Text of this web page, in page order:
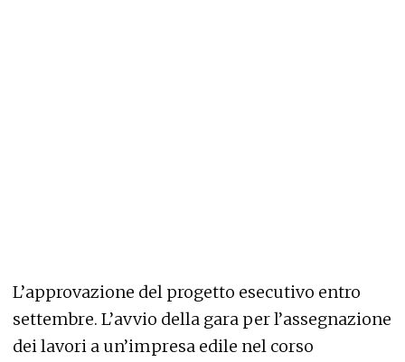
L’approvazione del progetto esecutivo entro
settembre. L’avvio della gara per l’assegnazione
dei lavori a un’impresa edile nel corso